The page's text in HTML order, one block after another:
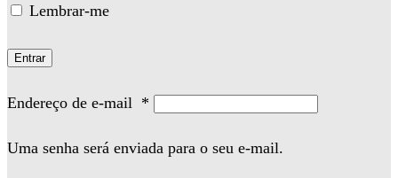
Lembrar-me
Entrar
Endereço de e-mail *
Uma senha será enviada para o seu e-mail.